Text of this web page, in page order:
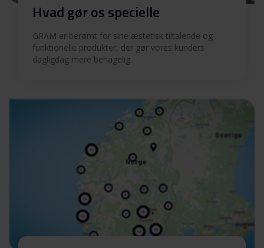
Hvad gør os specielle
GRAM er berømt for sine æstetisk tiltalende og
funktionelle produkter, der gør vores kunders
dagligdag mere behagelig.